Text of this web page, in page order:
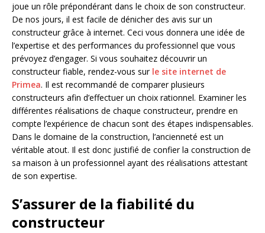
joue un rôle prépondérant dans le choix de son constructeur.
De nos jours, il est facile de dénicher des avis sur un
constructeur grâce à internet. Ceci vous donnera une idée de
l’expertise et des performances du professionnel que vous
prévoyez d’engager. Si vous souhaitez découvrir un
constructeur fiable, rendez-vous sur le site internet de
Primea. Il est recommandé de comparer plusieurs
constructeurs afin d’effectuer un choix rationnel. Examiner les
différentes réalisations de chaque constructeur, prendre en
compte l’expérience de chacun sont des étapes indispensables.
Dans le domaine de la construction, l’ancienneté est un
véritable atout. Il est donc justifié de confier la construction de
sa maison à un professionnel ayant des réalisations attestant
de son expertise.
S’assurer de la fiabilité du
constructeur